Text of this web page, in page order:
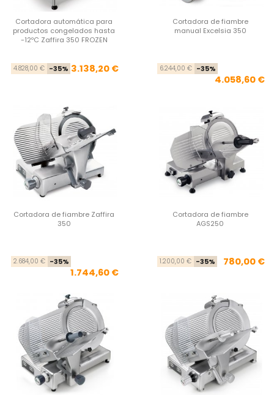
Cortadora automática para
productos congelados hasta
-12ºC Zaffira 350 FROZEN
Precio base
4.828,00 € -35% Precio
3.138,20 €
Cortadora de fiambre
manual Excelsia 350
6.244,00 € -35%
4.058,60 €
Cortadora de fiambre Zaffira
350
Precio base
2.684,00 € -35%
1.744,60 €
Cortadora de fiambre
AGS250
1.200,00 € -35% 780,00 €